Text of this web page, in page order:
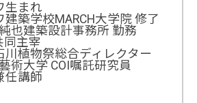
生まれ
築学校MARCH大学院 修了
也建築設計事務所 勤務
同主宰
川植物祭総合ディレクター
術大学 COI嘱託研究員
任講師